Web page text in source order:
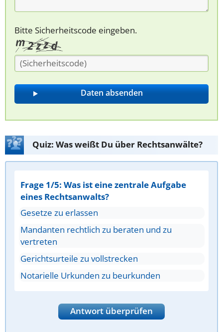
Bitte Sicherheitscode eingeben.
Quiz: Was weißt Du über Rechtsanwälte?
Frage 1/5: Was ist eine zentrale Aufgabe
eines Rechtsanwalts?
Gesetze zu erlassen
Mandanten rechtlich zu beraten und zu
vertreten
Gerichtsurteile zu vollstrecken
Notarielle Urkunden zu beurkunden
Antwort überprüfen